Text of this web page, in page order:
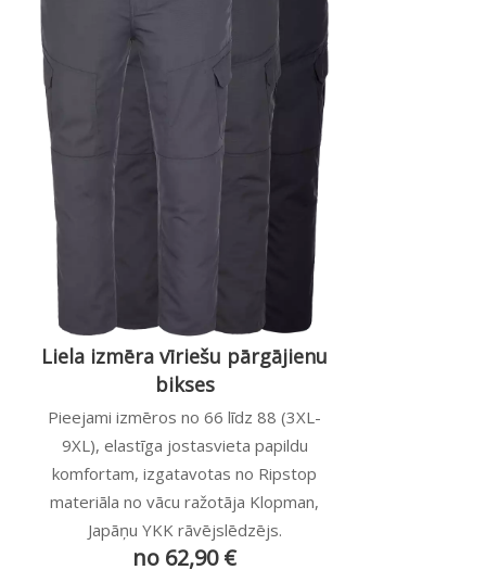
Liela izmēra vīriešu pārgājienu
bikses
Pieejami izmēros no 66 līdz 88 (3XL-
9XL), elastīga jostasvieta papildu
komfortam, izgatavotas no Ripstop
materiāla no vācu ražotāja Klopman,
Japāņu YKK rāvējslēdzējs.
no 62,90 €